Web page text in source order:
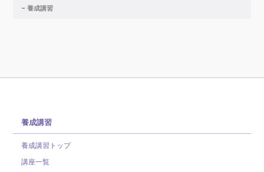
養成講習
養成講習
養成講習トップ
講座一覧